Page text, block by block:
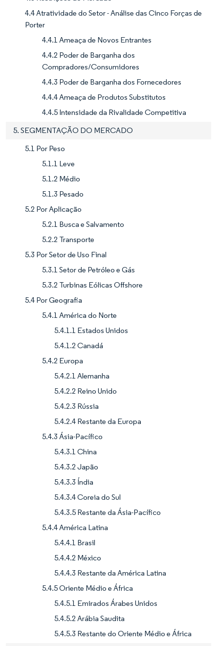
4.4 Atratividade do Setor - Análise das Cinco Forças de
Porter
4.4.1 Ameaça de Novos Entrantes
4.4.2 Poder de Barganha dos
Compradores/Consumidores
4.4.3 Poder de Barganha dos Fornecedores
4.4.4 Ameaça de Produtos Substitutos
4.4.5 Intensidade da Rivalidade Competitiva
5. SEGMENTAÇÃO DO MERCADO
5.1 Por Peso
5.1.1 Leve
5.1.2 Médio
5.1.3 Pesado
5.2 Por Aplicação
5.2.1 Busca e Salvamento
5.2.2 Transporte
5.3 Por Setor de Uso Final
5.3.1 Setor de Petróleo e Gás
5.3.2 Turbinas Eólicas Offshore
5.4 Por Geografia
5.4.1 América do Norte
5.4.1.1 Estados Unidos
5.4.1.2 Canadá
5.4.2 Europa
5.4.2.1 Alemanha
5.4.2.2 Reino Unido
5.4.2.3 Rússia
5.4.2.4 Restante da Europa
5.4.3 Ásia-Pacífico
5.4.3.1 China
5.4.3.2 Japão
5.4.3.3 Índia
5.4.3.4 Coreia do Sul
5.4.3.5 Restante da Ásia-Pacífico
5.4.4 América Latina
5.4.4.1 Brasil
5.4.4.2 México
5.4.4.3 Restante da América Latina
5.4.5 Oriente Médio e África
5.4.5.1 Emirados Árabes Unidos
5.4.5.2 Arábia Saudita
5.4.5.3 Restante do Oriente Médio e África